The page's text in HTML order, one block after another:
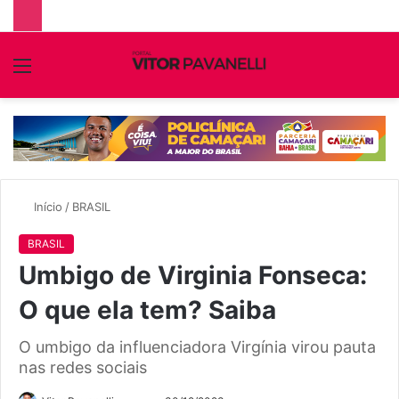
Menu
Início / BRASIL
BRASIL
Umbigo de Virginia Fonseca:
O que ela tem? Saiba
O umbigo da influenciadora Virgínia virou pauta
nas redes sociais